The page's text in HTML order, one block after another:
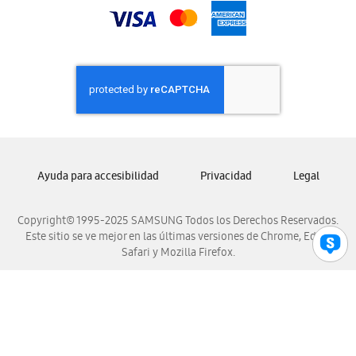
Samsung Nicaragua
Samsung Panamá
Samsung República Dominicana
Samsung Venezuela
Copyright© 1995-2025 SAMSUNG Todos los Derechos Reservados.
Este sitio se ve mejor en las últimas versiones de Chrome, Edge,
Safari y Mozilla Firefox.
Ayuda para accesibilidad Privacidad Legal